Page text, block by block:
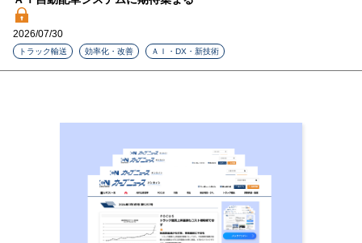
2026/07/30
トラック輸送 効率化・改善 ＡＩ・DX・新技術